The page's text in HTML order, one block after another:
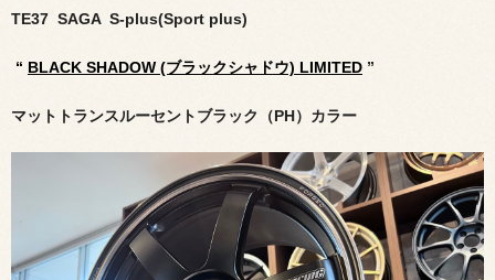
TE37 SAGA S-plus(Sport plus)
“ BLACK SHADOW (ブラックシャドウ) LIMITED ”
マットトランスルーセントブラック（PH）カラー